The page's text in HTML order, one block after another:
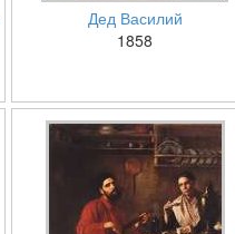
Дед Василий
1858